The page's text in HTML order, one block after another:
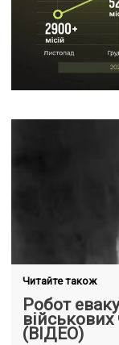
Читайте також
Робот
(ВІДЕО)